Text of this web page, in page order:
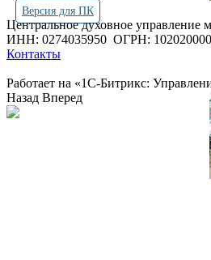
Версия для ПК
Центральное духовное управление
ИНН: 0274035950 ОГРН:
Контакты
Работает на «1С-Битрикс:
Назад Вперед